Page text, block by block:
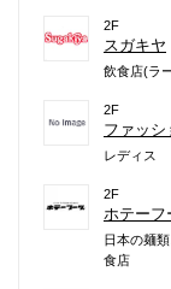
2F
スガキヤ
飲食店(ラ
2F
ファッシ
レディス
2F
ホテーフ
日本の麺
食店